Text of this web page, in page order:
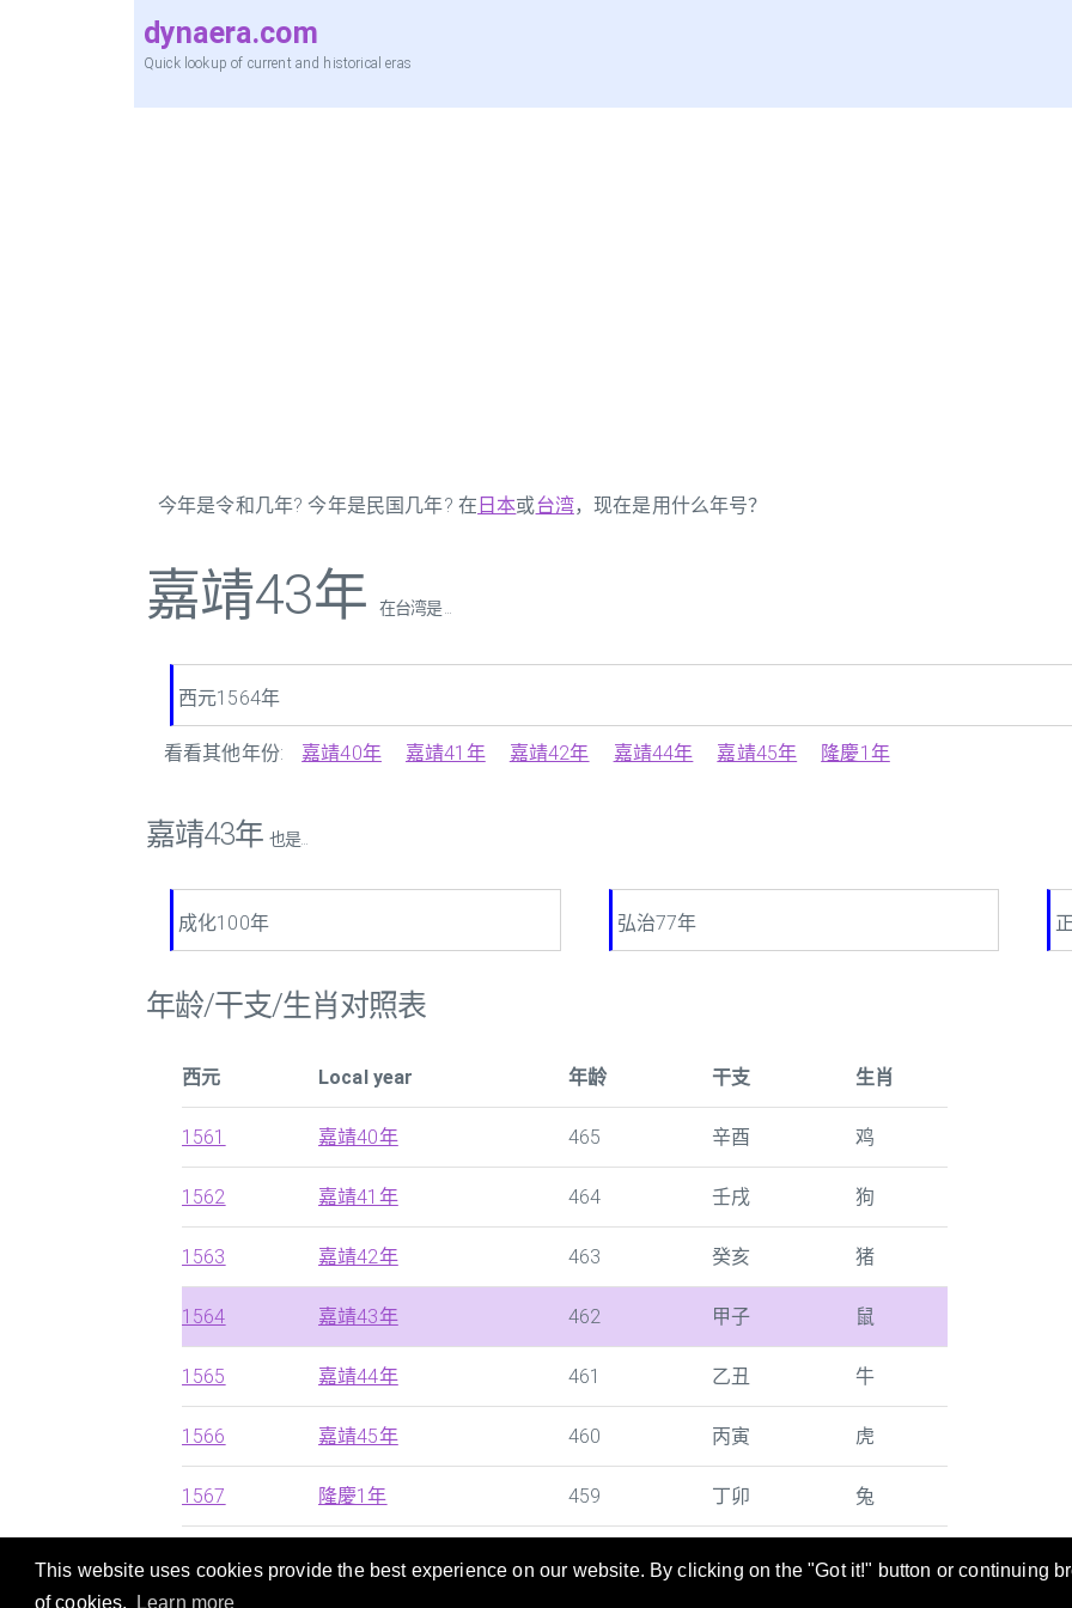
This website uses cookies provide the best experience on our website. By clicking on the "Got it!" button or continuing
of cookies.
Learn more
dynaera.com
Quick lookup of current and historical eras
今年是令和几年? 今年是民国几年? 在 日本或台湾，现在是用什么年号？
嘉靖43年 在台湾是 ...
西元1564年
看看其他年份: 嘉靖40年 嘉靖41年 嘉靖42年 嘉靖44年 嘉靖45年 隆慶1年
嘉靖43年 也是...
成化100年 弘治77年
年龄/干支/生肖对照表
西元 Local year 年龄 干支 生肖
1561 嘉靖40年 465 辛酉 鸡
1562 嘉靖41年 464 壬戌 狗
1563 嘉靖42年 463 癸亥 猪
1564 嘉靖43年 462 甲子 鼠
1565 嘉靖44年 461 乙丑 牛
1566 嘉靖45年 460 丙寅 虎
1567 隆慶1年 459 丁卯 兔
本站提供西历，中国朝代及日本年号的快速搜寻及转换。 年龄/干支/生肖对照表也是当您填写文件时的好帮